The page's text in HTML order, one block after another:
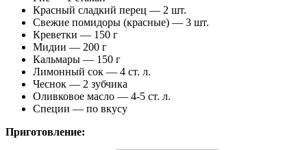
Красный сладкий перец — 2 шт.
Свежие помидоры (красные) — 3 шт.
Креветки — 150 г
Мидии — 200 г
Кальмары — 150 г
Лимонный сок — 4 ст. л.
Чеснок — 2 зубчика
Оливковое масло — 4-5 ст. л.
Специи — по вкусу
Приготовление: